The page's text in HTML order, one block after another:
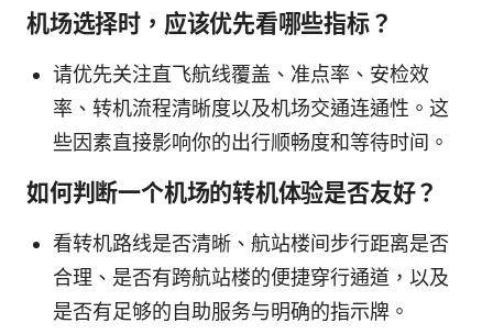
机场选择时，应该优先看哪些指标？
请优先关注直飞航线覆盖、准点率、安检效
率、转机流程清晰度以及机场交通连通性。这
些因素直接影响你的出行顺畅度和等待时间。
如何判断一个机场的转机体验是否友好？
看转机路线是否清晰、航站楼间步行距离是否
合理、是否有跨航站楼的便捷穿行通道，以及
是否有足够的自助服务与明确的指示牌。